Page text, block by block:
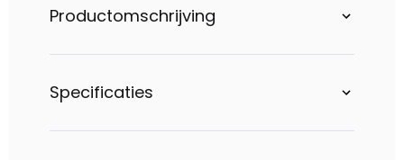
Productomschrijving
Specificaties